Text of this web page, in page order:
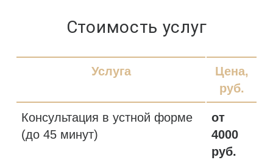
Стоимость услуг
Услуга
Цена,
руб.
Консультация в устной форме
(до 45 минут)
от
4000
руб.